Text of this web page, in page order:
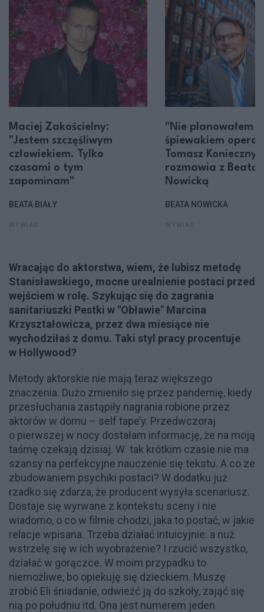
Maciej Zakościelny:
"Jestem szczęśliwym
człowiekiem. Tylko
czasami o tym
zapominam"
BEATA BIAŁY
"Nie planowałem
śpiewakiem
Tomasz Konieczny
rozmawia z Beatą
Nowicką
BEATA NOWICKA
Wracając do aktorstwa, wiem, że lubisz metodę
Stanisławskiego, mocne urealnienie postaci przed
wejściem w rolę. Szykując się do zagrania
sanitariuszki Pestki w "Obławie" Marcina
Krzyształowicza, przez dwa miesiące nie
wychodziłaś z domu. Taki styl pracy procentuje
w Hollywood?
Metody aktorskie nie mają teraz większego
znaczenia. Dużo zmieniło się przez pandemię, kiedy
przesłuchania zastąpiły nagrania robione przez
aktorów w domu – self tape’y. Przedwczoraj
o pierwszej w nocy dostałam informację, że na moją
taśmę czekają dzisiaj. W tak krótkim czasie nie ma
szansy na perfekcyjne nauczenie się tekstu. A co ze
zbudowaniem psychiki postaci? W dodatku już
rzadko się zdarza, że producent wysyła scenariusz.
Dostaje się wyrwane z kontekstu sceny i nie
wiadomo, o co w filmie chodzi, jaka to postać, w jakie
relacje wpisana. Trzeba działać intuicyjnie: a nuż
wstrzelę się w ich wyobrażenie? I rzucić wszystko,
działać w gorączce. W moim przypadku to
niemożliwe, bo opiekuję się dzieckiem. Muszę
zrobić Eli śniadanie, odwieźć ją do szkoły, zająć się
nią po południu itd. Ona jest numerem jeden